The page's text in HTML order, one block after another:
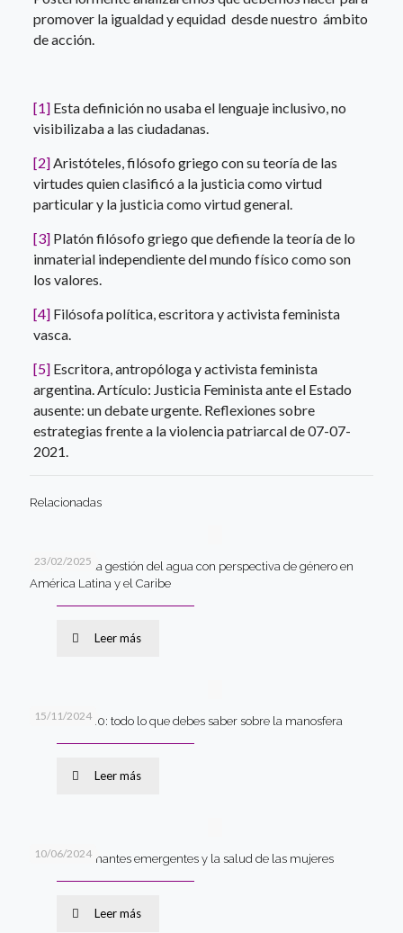
promover la igualdad y equidad desde nuestro ámbito
de acción.
[1]Esta definición no usaba el lenguaje inclusivo, no
visibilizaba a las ciudadanas.
[2]Aristóteles, filósofo griego con su teoría de las
virtudes quien clasificó a la justicia como virtud
particular y la justicia como virtud general.
[3]Platón filósofo griego que defiende la teoría de lo
inmaterial independiente del mundo físico como son
los valores.
[4]Filósofa política, escritora​ y activista feminista
vasca.
[5]Escritora, antropóloga y activista feminista
argentina. Artículo: Justicia Feminista ante el Estado
ausente: un debate urgente. Reflexiones sobre
estrategias frente a la violencia patriarcal de 07-07-
2021.
Relacionadas
23/02/2025
Desafíos en la gestión del agua con perspectiva de género en
América Latina y el Caribe
Leer más
15/11/2024
Machismo 2.0: todo lo que debes saber sobre la manosfera
Leer más
10/06/2024
Los contaminantes emergentes y la salud de las mujeres
Leer más